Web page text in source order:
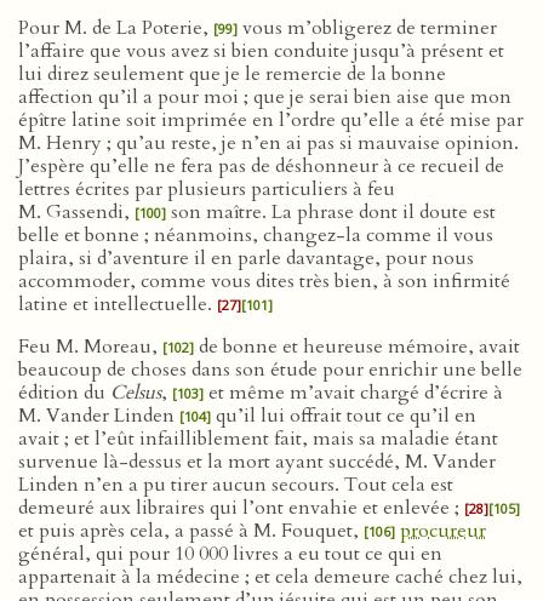
Pour M. de La Poterie, [99] vous m’obligerez de terminer
l’affaire que vous avez si bien conduite jusqu’à présent et
lui direz seulement que je le remercie de la bonne
affection qu’il a pour moi ; que je serai bien aise que mon
épître latine soit imprimée en l’ordre qu’elle a été mise par
M. Henry ; qu’au reste, je n’en ai pas si mauvaise opinion.
J’espère qu’elle ne fera pas de déshonneur à ce recueil de
lettres écrites par plusieurs particuliers à feu
M. Gassendi, [100] son maître. La phrase dont il doute est
belle et bonne ; néanmoins, changez-la comme il vous
plaira, si d’aventure il en parle davantage, pour nous
accommoder, comme vous dites très bien, à son infirmité
latine et intellectuelle. [27][101]
Feu M. Moreau, [102] de bonne et heureuse mémoire, avait
beaucoup de choses dans son étude pour enrichir une belle
édition du Celsus, [103] et même m’avait chargé d’écrire à
M. Vander Linden [104] qu’il lui offrait tout ce qu’il en
avait ; et l’eût infailliblement fait, mais sa maladie étant
survenue là-dessus et la mort ayant succédé, M. Vander
Linden n’en a pu tirer aucun secours. Tout cela est
demeuré aux libraires qui l’ont envahie et enlevée ; [28][105]
et puis après cela, a passé à M. Fouquet, [106] procureur
général, qui pour 10 000 livres a eu tout ce qui en
appartenait à la médecine ; et cela demeure caché chez lui,